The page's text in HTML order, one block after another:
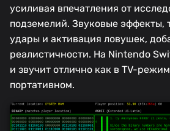
усиливая впечатления от
подземелий. Звуковые эффекты,
удары и активация ловушек,
реалистичности. На Nintendo
и звучит отлично как в TV-
портативном.